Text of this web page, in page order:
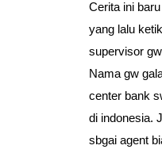
Cerita ini
yang lalu
supervisor
Nama gw
center bank
di indonesia.
sbgai agent